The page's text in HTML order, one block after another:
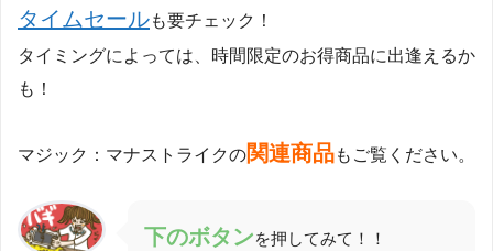
タイムセールも要チェック！
タイミングによっては、時間限定のお得商品に出逢えるか
も！
マジック：マナストライクの関連商品もご覧ください。
下のボタンを押してみて！！